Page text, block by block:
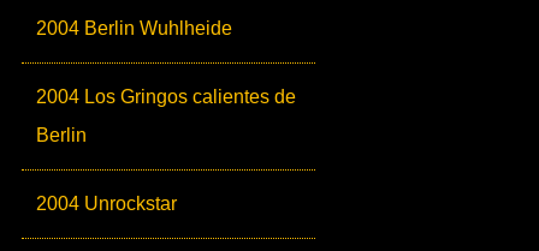
2004 Berlin Wuhlheide
2004 Los Gringos calientes de
Berlin
2004 Unrockstar